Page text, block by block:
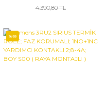
5A; BOY S00 ( RAYA
MONTAJLI )
4.390,80 TL
%65